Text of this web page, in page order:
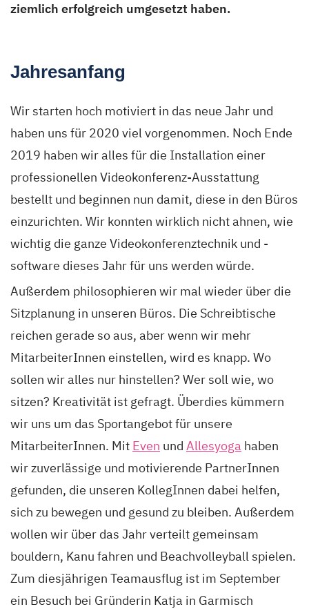
ziemlich erfolgreich umgesetzt haben.
Jahresanfang
Wir starten hoch motiviert in das neue Jahr und
haben uns für 2020 viel vorgenommen. Noch Ende
2019 haben wir alles für die Installation einer
professionellen Videokonferenz-Ausstattung
bestellt und beginnen nun damit, diese in den Büros
einzurichten. Wir konnten wirklich nicht ahnen, wie
wichtig die ganze Videokonferenztechnik und -
software dieses Jahr für uns werden würde.
Außerdem philosophieren wir mal wieder über die
Sitzplanung in unseren Büros. Die Schreibtische
reichen gerade so aus, aber wenn wir mehr
MitarbeiterInnen einstellen, wird es knapp. Wo
sollen wir alles nur hinstellen? Wer soll wie, wo
sitzen? Kreativität ist gefragt. Überdies kümmern
wir uns um das Sportangebot für unsere
MitarbeiterInnen. Mit Even und Allesyoga haben
wir zuverlässige und motivierende PartnerInnen
gefunden, die unseren KollegInnen dabei helfen,
sich zu bewegen und gesund zu bleiben. Außerdem
wollen wir über das Jahr verteilt gemeinsam
bouldern, Kanu fahren und Beachvolleyball spielen.
Zum diesjährigen Teamausflug ist im September
ein Besuch bei Gründerin Katja in Garmisch